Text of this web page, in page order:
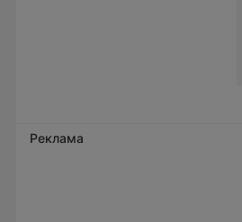
Реклама